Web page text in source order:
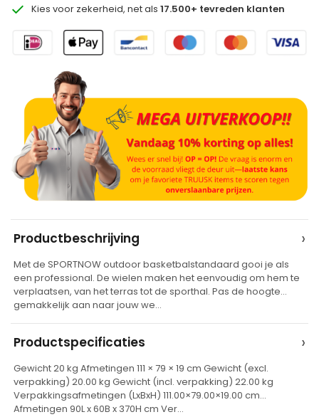
Kies voor zekerheid, net als17.500+ tevreden klanten
t
e
r
a
t
v
Productbeschrijving ›
Met de SPORTNOW outdoor basketbalstandaard gooi je als
een professional. De wielen maken het eenvoudig om hem te
verplaatsen, van het terras tot de sporthal. Pas de hoogte
gemakkelijk aan naar jouw we…
Productspecificaties ›
Gewicht 20 kg Afmetingen 111 × 79 × 19 cm Gewicht (excl.
verpakking) 20.00 kg Gewicht (incl. verpakking) 22.00 kg
Verpakkingsafmetingen (LxBxH) 111.00×79.00×19.00 cm
Afmetingen 90L x 60B x 370H cm Ver…